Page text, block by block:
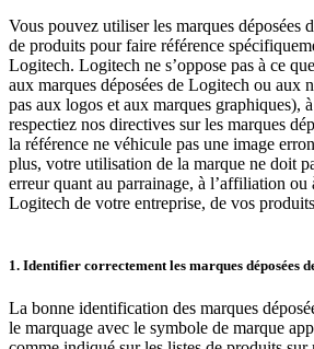
Vous pouvez utiliser les marques déposées
de produits pour faire référence
Logitech. Logitech ne s’oppose pas à ce
aux marques déposées de Logitech ou aux
pas aux logos et aux marques graphiques),
respectiez nos directives sur les marques
la référence ne véhicule pas une image
plus, votre utilisation de la marque ne doit
erreur quant au parrainage, à l’affiliation ou
Logitech de votre entreprise, de vos
1. Identifier correctement les marques déposées
La bonne identification des marques
le marquage avec le symbole de marque